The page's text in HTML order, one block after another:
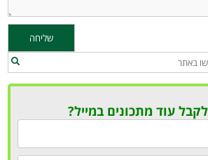
עוד מתכונים במייל?